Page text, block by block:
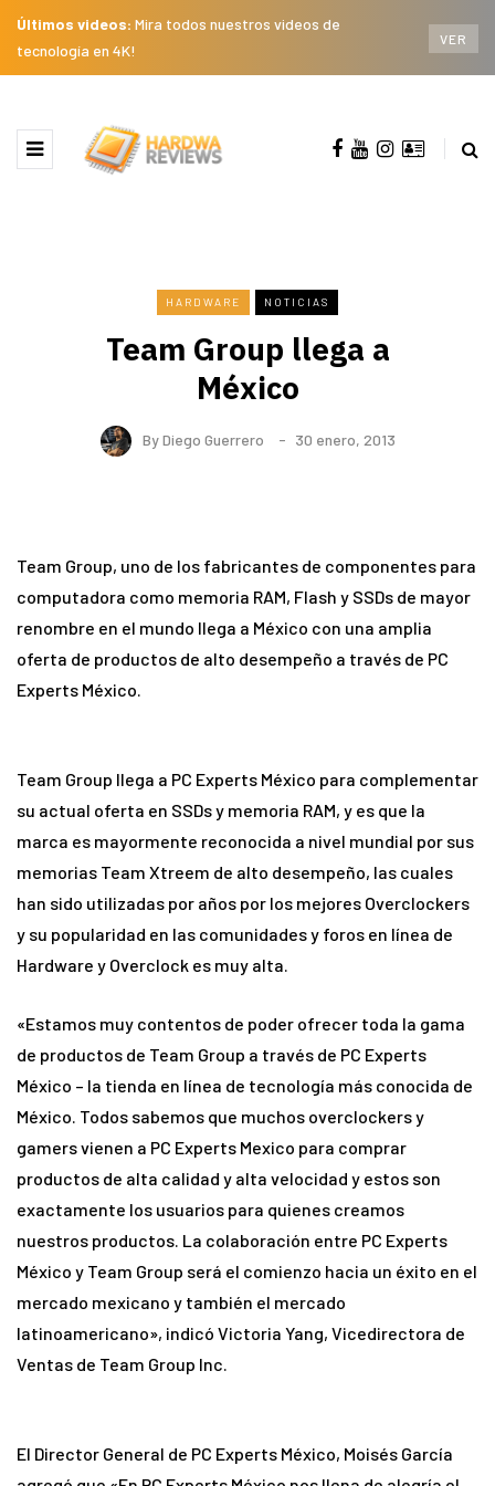
Últimos videos: Mira todos nuestros videos de
tecnología en 4K!
VER
HARDWARE NOTICIAS
Team Group llega a
México
ByDiego Guerrero 30 enero, 2013
Team Group, uno de los fabricantes de componentes para
computadora como memoria RAM, Flash y SSDs de mayor
renombre en el mundo llega a México con una amplia
oferta de productos de alto desempeño a través de PC
Experts México.
Team Group llega a PC Experts México para complementar
su actual oferta en SSDs y memoria RAM, y es que la
marca es mayormente reconocida a nivel mundial por sus
memorias Team Xtreem de alto desempeño, las cuales
han sido utilizadas por años por los mejores Overclockers
y su popularidad en las comunidades y foros en línea de
Hardware y Overclock es muy alta.
«Estamos muy contentos de poder ofrecer toda la gama
de productos de Team Group a través de PC Experts
México – la tienda en línea de tecnología más conocida de
México. Todos sabemos que muchos overclockers y
gamers vienen a PC Experts Mexico para comprar
productos de alta calidad y alta velocidad y estos son
exactamente los usuarios para quienes creamos
nuestros productos. La colaboración entre PC Experts
México y Team Group será el comienzo hacia un éxito en el
mercado mexicano y también el mercado
latinoamericano», indicó Victoria Yang, Vicedirectora de
Ventas de Team Group Inc.
El Director General de PC Experts México, Moisés García